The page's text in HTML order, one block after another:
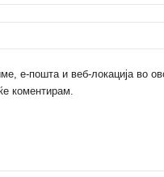
е-пошта и веб-локација во
коментирам.